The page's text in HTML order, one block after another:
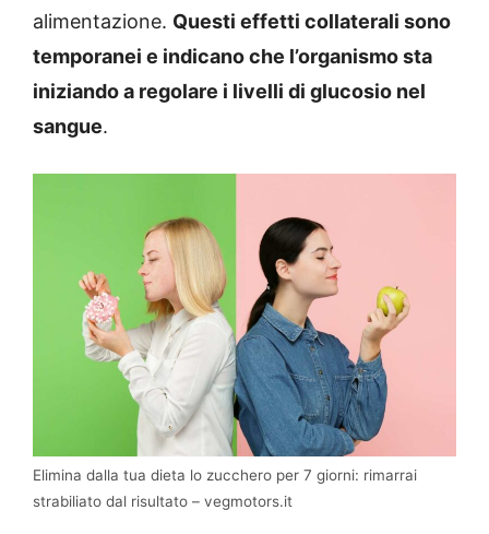
alimentazione. Questi effetti collaterali sono
temporanei e indicano che l’organismo sta
iniziando a regolare i livelli di glucosio nel
sangue.
Elimina dalla tua dieta lo zucchero per 7 giorni: rimarrai
strabiliato dal risultato – vegmotors.it